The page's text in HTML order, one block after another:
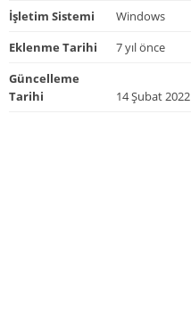
İşletim Sistemi
Windows
Eklenme Tarihi
7 yıl önce
Güncelleme
Tarihi
14 Şubat 2022